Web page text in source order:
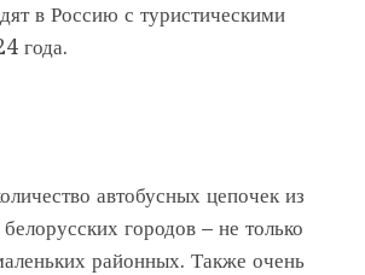
в Россию с туристическими
года.
автобусных цепочек из
городов – не только
районных. Также очень